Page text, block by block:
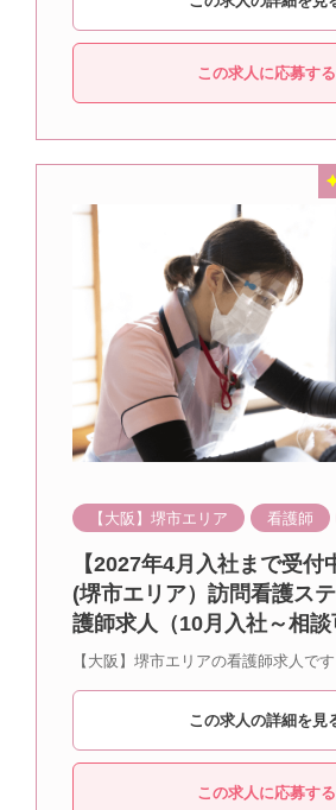
この求人に応募する
【大阪】堺市エリア 看護師
【2027年4月入社まで受付
(堺市エリア）訪問看護ス
護師求人（10月入社～相談
【大阪】堺市エリアの看護師求人です
この求人の詳細を見
この求人に応募する